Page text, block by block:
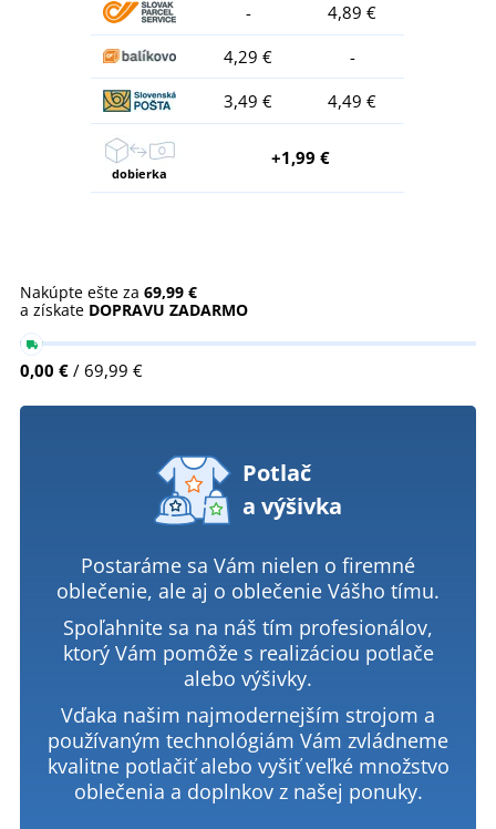
-
4,89 €
4,29 €
-
3,49 €
4,49 €
dobierka
+1,99 €
Nakúpte ešte za 69,99 €
a získate DOPRAVU ZADARMO
0,00 € / 69,99 €
Potlač
a výšivka
Postaráme sa Vám nielen o firemné
oblečenie, ale aj o oblečenie Vášho tímu.
Spoľahnite sa na náš tím profesionálov,
ktorý Vám pomôže s realizáciou potlače
alebo výšivky.
Vďaka našim najmodernejším strojom a
používaným technológiám Vám zvládneme
kvalitne potlačiť alebo vyšiť veľké množstvo
oblečenia a doplnkov z našej ponuky.